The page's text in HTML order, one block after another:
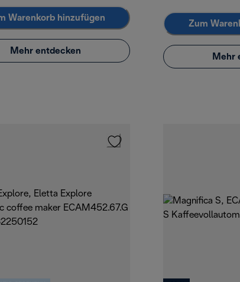
Warenkorb hinzufügen
Mehr entdecken
Zum
Mehr